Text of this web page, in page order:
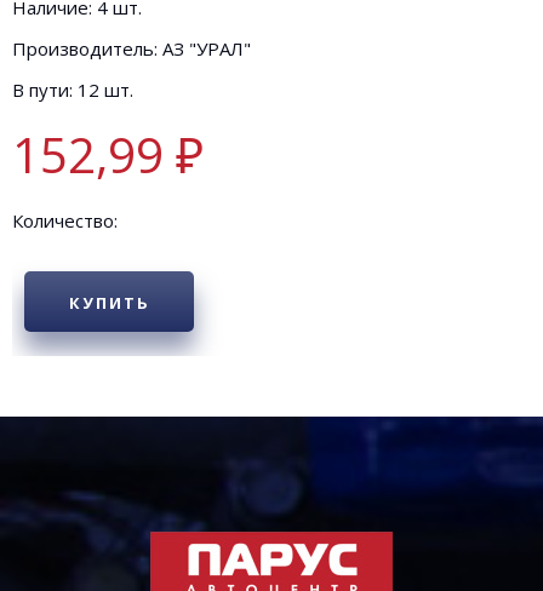
Наличие: 4 шт.
Производитель: АЗ "УРАЛ"
В пути: 12 шт.
152,99 ₽
Количество:
КУПИТЬ